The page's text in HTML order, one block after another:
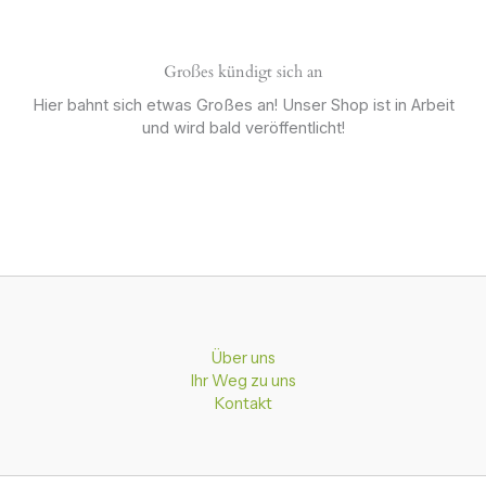
Großes kündigt sich an
Hier bahnt sich etwas Großes an! Unser Shop ist in Arbeit
und wird bald veröffentlicht!
Über uns
Ihr Weg zu uns
Kontakt